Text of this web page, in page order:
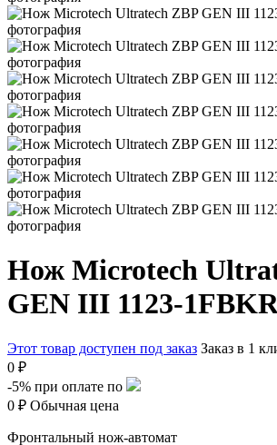
Нож Microtech
GEN III 1123-
Этот товар доступен под заказ Заказ в 1
0 ₽
-5% при оплате по
0 ₽ Обычная цена
Фронтальный нож-автомат